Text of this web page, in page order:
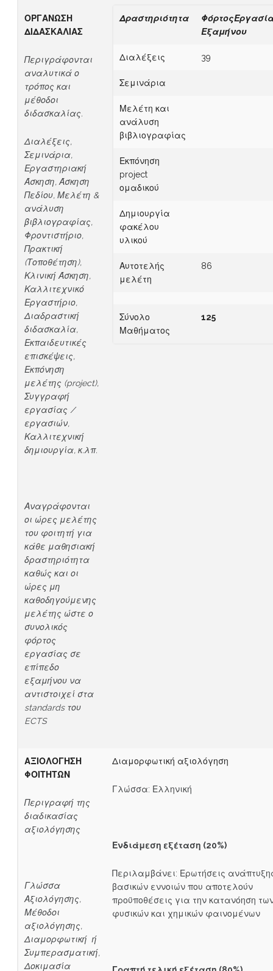
ΟΡΓΑΝΩΣΗ
ΔΙΔΑΣΚΑΛΙΑΣ
Περιγράφονται
αναλυτικά ο
τρόπος και
μέθοδοι
διδασκαλίας.
Διαλέξεις,
Σεμινάρια,
Εργαστηριακή
Άσκηση, Άσκηση
Πεδίου, Μελέτη &
ανάλυση
βιβλιογραφίας,
Φροντιστήριο,
Πρακτική
(Τοποθέτηση),
Κλινική Άσκηση,
Καλλιτεχνικό
Εργαστήριο,
Διαδραστική
διδασκαλία,
Εκπαιδευτικές
επισκέψεις,
Εκπόνηση
μελέτης (project),
Συγγραφή
εργασίας /
εργασιών,
Καλλιτεχνική
δημιουργία, κ.λπ.
Αναγράφονται
οι ώρες μελέτης
του φοιτητή για
κάθε μαθησιακή
δραστηριότητα
καθώς και οι
ώρες μη
καθοδηγούμενης
μελέτης ώστε ο
συνολικός
φόρτος
εργασίας σε
επίπεδο
εξαμήνου να
αντιστοιχεί στα
standardsτου
ECTS
Δραστηριότητα
Εξαμήνου
Διαλέξεις 39
Σεμινάρια
Μελέτη και
ανάλυση
βιβλιογραφίας
Εκπόνηση
project
ομαδικού
Δημιουργία
φακέλου
υλικού
Αυτοτελής
μελέτη
86
Σύνολο
Μαθήματος
125
ΑΞΙΟΛΟΓΗΣΗ
ΦΟΙΤΗΤΩΝ
Περιγραφή της
διαδικασίας
αξιολόγησης
Γλώσσα
Αξιολόγησης,
Μέθοδοι
αξιολόγησης,
Διαμορφωτική ή
Συμπερασματική,
Δοκιμασία
Διαμορφωτική αξιολόγηση
Γλώσσα: Ελληνική
Ενδιάμεση εξέταση (20%)
Περιλαμβάνει: Ερωτήσεις
βασικών εννοιών που αποτελούν
προϋποθέσεις για την κατανόηση
φυσικών και χημικών φαινομένων